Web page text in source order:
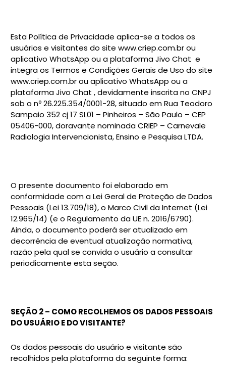
Esta Política de Privacidade aplica-se a todos os
usuários e visitantes do site www.criep.com.br ou
aplicativo WhatsApp ou a plataforma Jivo Chat e
integra os Termos e Condições Gerais de Uso do site
www.criep.com.br ou aplicativo WhatsApp ou a
plataforma Jivo Chat , devidamente inscrita no CNPJ
sob o nº 26.225.354/0001-28, situado em Rua Teodoro
Sampaio 352 cj 17 SL01 – Pinheiros – São Paulo – CEP
05406-000, doravante nominada CRIEP – Carnevale
Radiologia Intervencionista, Ensino e Pesquisa LTDA.
O presente documento foi elaborado em
conformidade com a Lei Geral de Proteção de Dados
Pessoais (Lei 13.709/18), o Marco Civil da Internet (Lei
12.965/14) (e o Regulamento da UE n. 2016/6790).
Ainda, o documento poderá ser atualizado em
decorrência de eventual atualização normativa,
razão pela qual se convida o usuário a consultar
periodicamente esta seção.
SEÇÃO 2 – COMO RECOLHEMOS OS DADOS PESSOAIS
DO USUÁRIO E DO VISITANTE?
Os dados pessoais do usuário e visitante são
recolhidos pela plataforma da seguinte forma: